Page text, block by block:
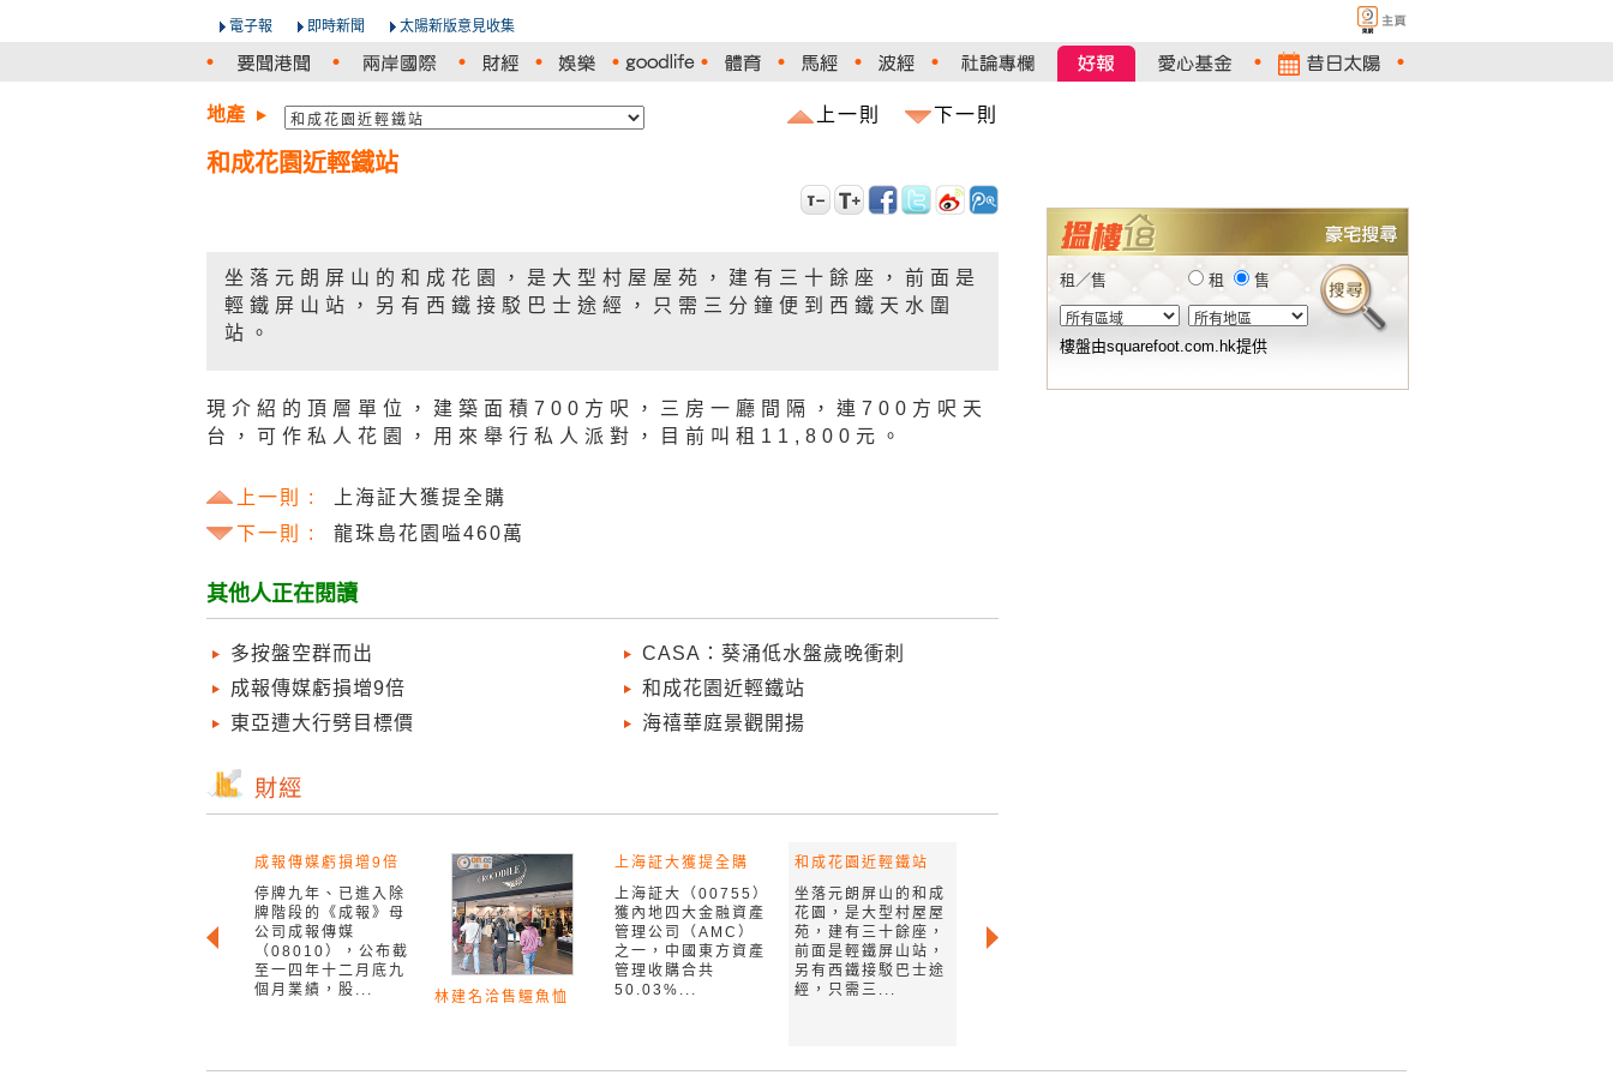
電子報 即時新聞 太陽新版意見收集
地產 上一則 下一則
和成花園近輕鐵站
坐落元朗屏山的和成花園，是大型村屋屋苑，建有三十餘座，前面是
輕鐵屏山站，另有西鐵接駁巴士途經，只需三分鐘便到西鐵天水圍
站。
現介紹的頂層單位，建築面積700方呎，三房一廳間隔，連700方呎天
台，可作私人花園，用來舉行私人派對，目前叫租11,800元。
上一則 :
上海証大獲提全購
下一則 :
龍珠島花園嗌460萬
其他人正在閱讀
多按盤空群而出
成報傳媒虧損增9倍
東亞遭大行劈目標價
CASA：葵涌低水盤歲晚衝刺
和成花園近輕鐵站
海禧華庭景觀開揚
成報傳媒虧損增9倍
停牌九年、已進入除
牌階段的《成報》母
公司成報傳媒
（08010），公布截
至一四年十二月底九
個月業績，股...
林建名洽售鱷魚恤
上海証大獲提全購
上海証大（00755）
獲內地四大金融資產
管理公司（AMC）
之一，中國東方資產
管理收購合共
50.03%...
和成花園近輕鐵站
坐落元朗屏山的和成
花園，是大型村屋屋
苑，建有三十餘座，
前面是輕鐵屏山站，
另有西鐵接駁巴士途
經，只需三...
租／售 租 售
樓盤由squarefoot.com.hk提供